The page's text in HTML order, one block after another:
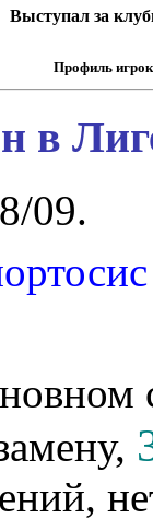
Выступал за
Профиль
в
09.